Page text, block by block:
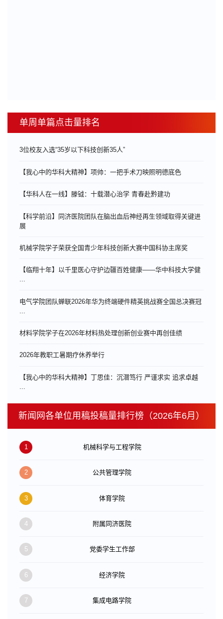
单周单篇点击量排名
3位校友入选“35岁以下科技创新35人”
【我心中的华科大精神】项帅：一把手术刀映照明德底色
【华科人在一线】滕钺：十载潜心治学 青春赴黔建功
【科学前沿】同济医院团队在脑出血后神经再生领域取得关键进
展
机械学院学子荣获全国青少年科技创新大赛中国科协主席奖
【临翔十年】以千里医心守护边疆百姓健康——华中科技大学健
...
电气学院团队蝉联2026年华为终端硬件精英挑战赛全国总决赛冠
材料学院学子在2026年材料热处理创新创业赛中再创佳绩
​2026年教职工暑期疗休养举行
【我心中的华科大精神】丁思佳：沉潜笃行 严谨求实 追求卓越
新闻网各单位用稿投稿量排行榜（2026年6月）
1 机械科学与工程学院
2 公共管理学院
3 体育学院
4 附属同济医院
5 党委学生工作部
6 经济学院
7 集成电路学院